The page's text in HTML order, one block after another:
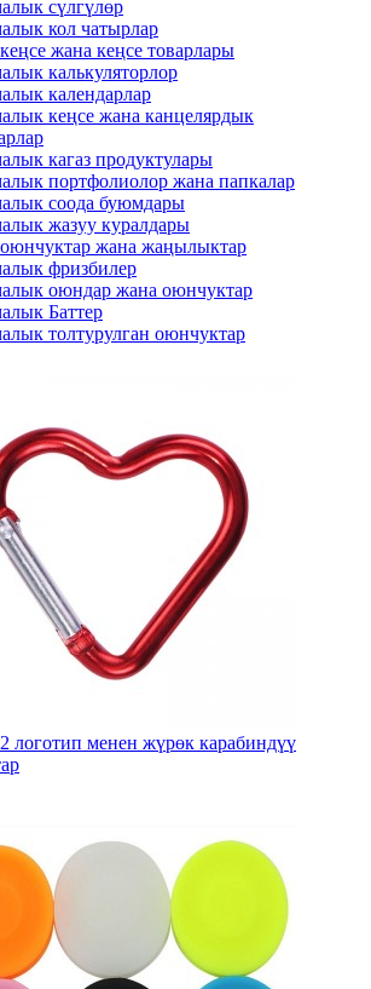
сүлгүлөр
кол чатырлар
жана кеңсе товарлары
калькуляторлор
календарлар
кеңсе жана канцелярдык
кагаз продуктулары
портфолиолор жана папкалар
соода буюмдары
жазуу куралдары
жана жаңылыктар
фризбилер
оюндар жана оюнчуктар
Баттер
толтурулган оюнчуктар
логотип менен жүрөк карабиндүү